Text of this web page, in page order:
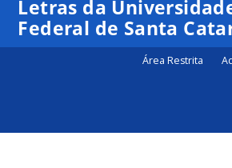
Letras da
Federal de Santa
Área Restrita